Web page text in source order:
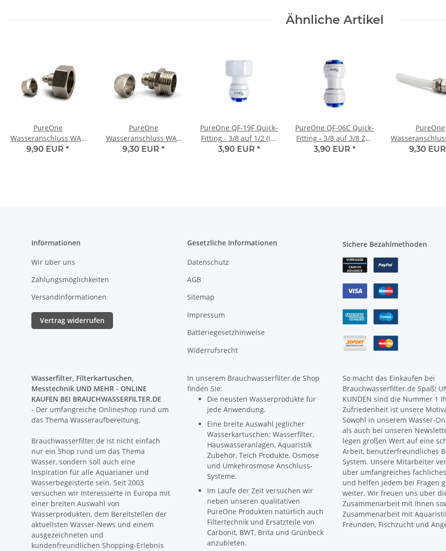
Ähnliche Artikel
PureOne
Wasseranschluss WA5
1/2 Zoll IG auf 3/8" mit
9,90 EUR *
PureOne
Wasseranschluss WA8
1/2 Zoll AG auf 3/8"
9,30 EUR *
PureOne QF-19F Quick-
Fitting - 3/8 auf 1/2 (IG)
Zoll | I-Form
3,90 EUR *
PureOne QF-06C Quick-
Fitting - 3/8 auf 3/8 Zoll
| I-Form
3,90 EUR *
PureOne
1/4 Zoll IG auf
9,30
Informationen
Wir über uns
Zahlungsmöglichkeiten
Versandinformationen
Vertrag widerrufen
Gesetzliche Informationen
Datenschutz
AGB
Sitemap
Impressum
Batteriegesetzhinweise
Widerrufsrecht
Sichere Bezahlmethoden
Wasserfilter, Filterkartuschen,
Messtechnik UND MEHR - ONLINE
KAUFEN BEI BRAUCHWASSERFILTER.DE
- Der umfangreiche Onlineshop rund um
das Thema Wasseraufbereitung.
Brauchwasserfilter.de ist nicht einfach
nur ein Shop rund um das Thema
Wasser, sondern soll auch eine
Inspiration für alle Aquarianer und
Wasserbegeisterte sein. Seit 2003
versuchen wir Interessierte in Europa mit
einer breiten Auswahl von
Wasserprodukten, dem Bereitstellen der
aktuellsten Wasser-News und einem
ausgezeichneten und
kundenfreundlichen Shopping-Erlebnis
In unserem Brauchwasserfilter.de Shop
finden Sie:
Die neusten Wasserprodukte für
jede Anwendung.
Eine breite Auswahl jeglicher
Wasserkartuschen: Wasserfilter,
Hauswasseranlagen, Aquaristik
Zubehör, Teich Produkte, Osmose
und Umkehrosmose Anschluss-
Systeme.
Im Laufe der Zeit versuchen wir
neben unseren qualitativen
PureOne Produkten natürlich auch
Filtertechnik und Ersatzteile von
Carbonit, BWT, Brita und Grünbeck
anzubieten.
So macht das Einkaufen bei
Brauchwasserfilter.de Spaß!
KUNDEN sind die Nummer 1
Zufriedenheit ist unsere
Sowohl in unserem Wasser-
als auch bei unseren
legen großen Wert auf eine
Arbeit, benutzerfreundliches
System. Unsere Mitarbeiter
über umfangreiches
und helfen jedem bei Fragen
weiter. Wir freuen uns über
Zusammenarbeit mit Ihnen
Zusammenarbeit mit
Freunden, Fischzucht und